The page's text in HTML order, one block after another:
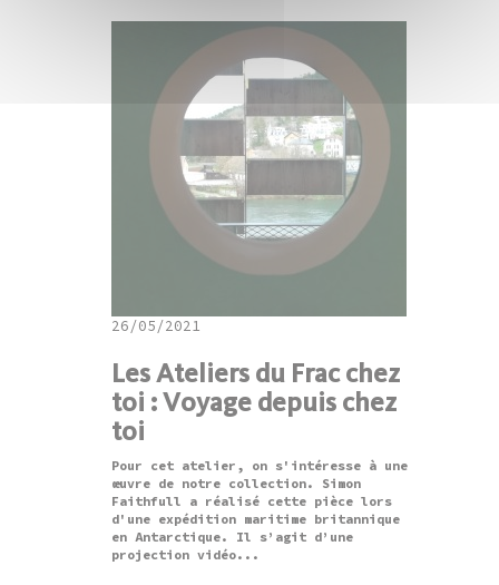
26/05/2021
Les Ateliers du Frac chez
toi : Voyage depuis chez
toi
Pour cet atelier, on s'intéresse à une
œuvre de notre collection. Simon
Faithfull a réalisé cette pièce lors
d'une expédition maritime britannique
en Antarctique. Il s’agit d’une
projection vidéo...